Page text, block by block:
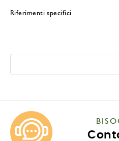
Riferimenti specifici